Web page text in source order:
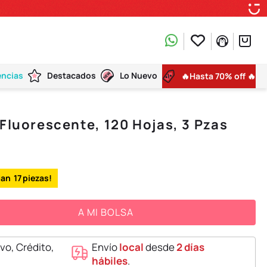
Destacados Lo Nuevo 🔥Hasta 70% off 🔥
120 Hojas, 3 Pzas
17
A MI BOLSA
Crédito,
Envíolocaldesde2 días
hábiles.